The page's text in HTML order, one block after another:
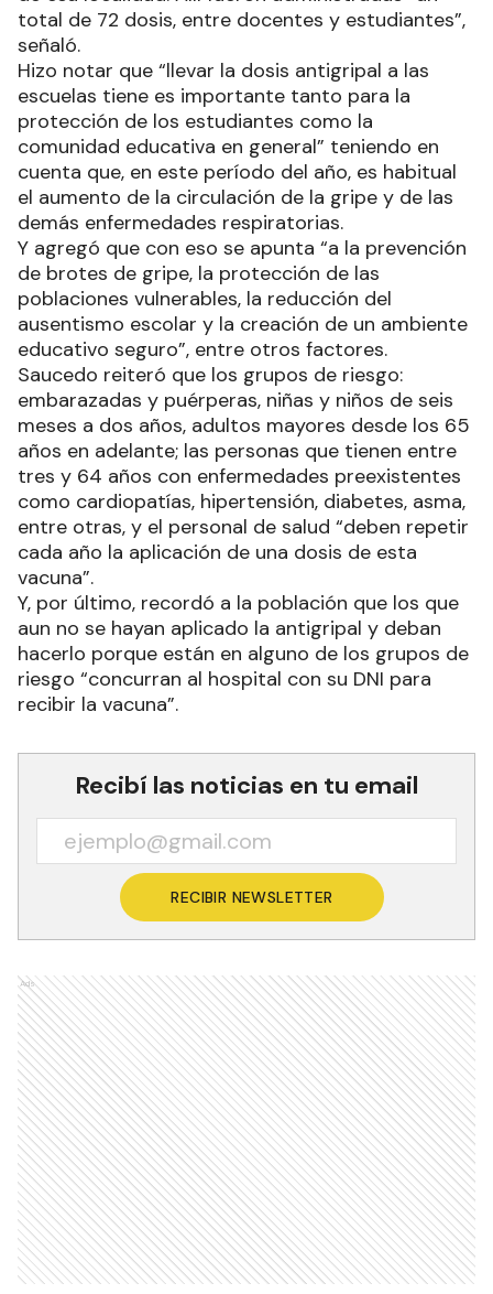
total de 72 dosis, entre docentes y estudiantes”,
señaló.
Hizo notar que “llevar la dosis antigripal a las
escuelas tiene es importante tanto para la
protección de los estudiantes como la
comunidad educativa en general” teniendo en
cuenta que, en este período del año, es habitual
el aumento de la circulación de la gripe y de las
demás enfermedades respiratorias.
Y agregó que con eso se apunta “a la prevención
de brotes de gripe, la protección de las
poblaciones vulnerables, la reducción del
ausentismo escolar y la creación de un ambiente
educativo seguro”, entre otros factores.
Saucedo reiteró que los grupos de riesgo:
embarazadas y puérperas, niñas y niños de seis
meses a dos años, adultos mayores desde los 65
años en adelante; las personas que tienen entre
tres y 64 años con enfermedades preexistentes
como cardiopatías, hipertensión, diabetes, asma,
entre otras, y el personal de salud “deben repetir
cada año la aplicación de una dosis de esta
vacuna”.
Y, por último, recordó a la población que los que
aun no se hayan aplicado la antigripal y deban
hacerlo porque están en alguno de los grupos de
riesgo “concurran al hospital con su DNI para
recibir la vacuna”.
Recibí las noticias en tu email
RECIBIR NEWSLETTER
Ads